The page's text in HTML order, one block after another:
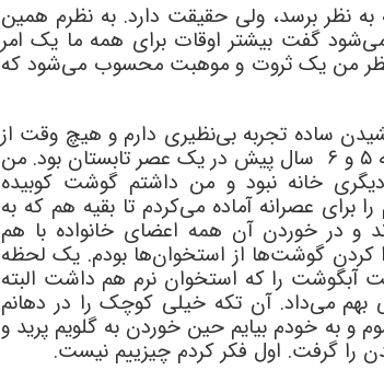
نظر برسد، ولی حقیقت دارد. به نظرم همین
گفت بیشتر اوقات برای همه ما یک امر
من یک ثروت و موهبت محسوب می‌شود که
ساده تجربه بی‌نظیری دارم و هیچ وقت از
یاد نمی‌برم. ماجرا اینطور شروع شد که ۵ و ۶ سال پیش در یک عصر تابستان بود. من
خانه نبود و من داشتم گوشت کوبیده
برای عصرانه آماده می‌کردم تا بقیه هم که به
و در خوردن آن همه اعضای خانواده با هم
گوشت‌ها از استخوان‌ها بودم. یک لحظه
را که استخوان نرم هم داشت البته
می‌داد. آن تکه خیلی کوچک را در دهانم
و به خودم بیایم حین خوردن به گلویم پرید و
را گرفت. اول فکر کردم چیزییم نیست.